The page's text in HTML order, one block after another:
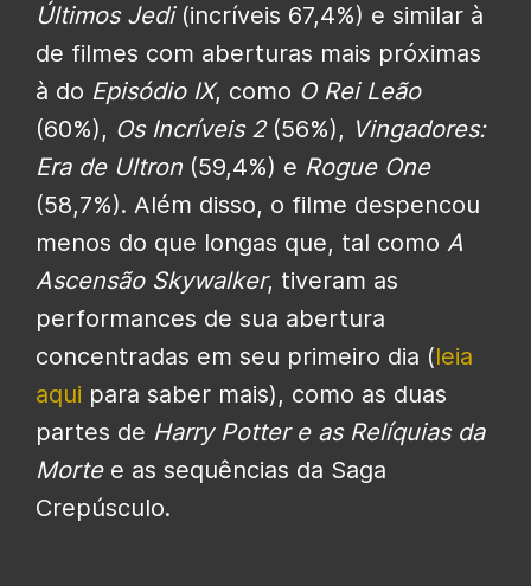
Últimos Jedi(incríveis 67,4%) e similar à
de filmes com aberturas mais próximas
à do Episódio IX, como O Rei Leão
(60%), Os Incríveis 2(56%), Vingadores:
Era de Ultron (59,4%) e Rogue One
(58,7%). Além disso, o filme despencou
menos do que longas que, tal como A
Ascensão Skywalker, tiveram as
performances de sua abertura
concentradas em seu primeiro dia (leia
aqui para saber mais), como as duas
partes de Harry Potter e as Relíquias da
Mortee as sequências da Saga
Crepúsculo.